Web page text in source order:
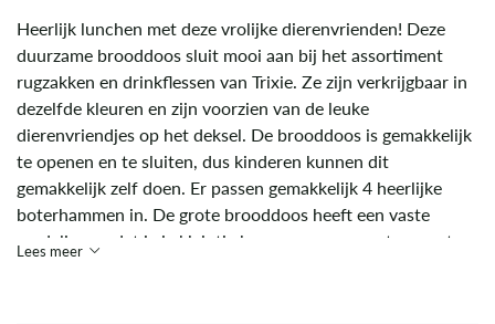
Heerlijk lunchen met deze vrolijke dierenvrienden! Deze
duurzame brooddoos sluit mooi aan bij het assortiment
rugzakken en drinkflessen van Trixie. Ze zijn verkrijgbaar in
dezelfde kleuren en zijn voorzien van de leuke
dierenvriendjes op het deksel. De brooddoos is gemakkelijk
te openen en te sluiten, dus kinderen kunnen dit
gemakkelijk zelf doen. Er passen gemakkelijk 4 heerlijke
boterhammen in. De grote brooddoos heeft een vaste
verdeling, zodat je je kleintje kan verwennen met een extra
Lees meer